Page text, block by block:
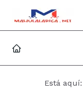
Está aquí: